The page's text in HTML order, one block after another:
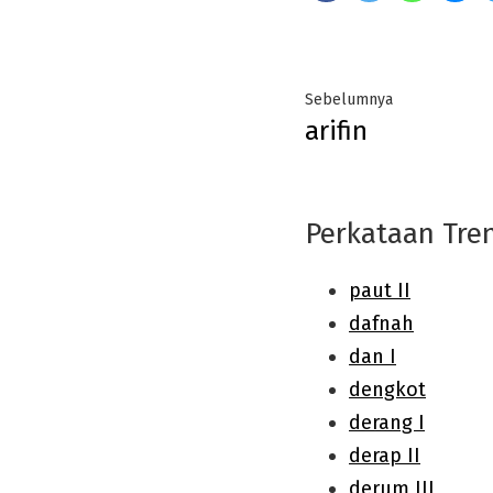
Post
navigation
SebelumnyaPrevious
arifin
Perkataan